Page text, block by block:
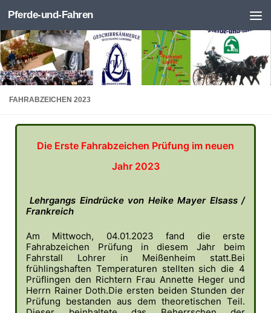
Zum Inhalt springen
Pferde-und-Fahren
FAHRABZEICHEN 2023
Die Erste Fahrabzeichen Prüfung im neuen
Jahr 2023
Lehrgangs Eindrücke von Heike Mayer Elsass /
Frankreich
Am Mittwoch, 04.01.2023 fand die erste
Fahrabzeichen Prüfung in diesem Jahr beim
Fahrstall Lohrer in Meißenheim statt.Bei
frühlingshaften Temperaturen stellten sich die 4
Prüflingen den Richtern Frau Annette Heger und
Herrn Rainer Doth.Die ersten beiden Stunden der
Prüfung bestanden aus dem theoretischen Teil.